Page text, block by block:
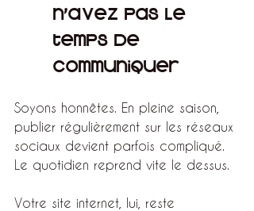
n'avez pas le
temps de
communiquer
Soyons honnêtes. En pleine saison,
publier régulièrement sur les réseaux
sociaux devient parfois compliqué.
Le quotidien reprend vite le dessus.
Votre site internet, lui, reste